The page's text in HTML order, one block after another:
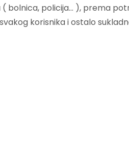
bolnica, policija… ), prema
korisnika i ostalo